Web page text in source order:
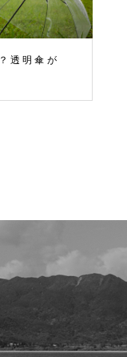
透明傘が